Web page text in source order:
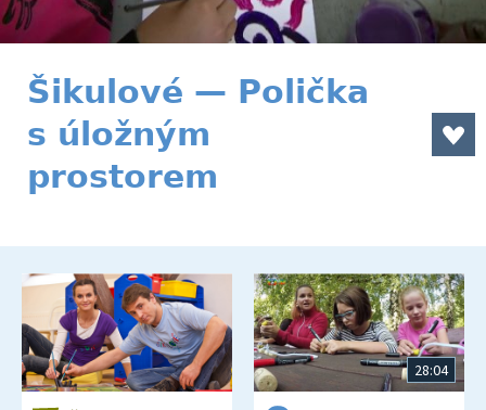
Šikulové — Polička
s úložným
prostorem
28:04